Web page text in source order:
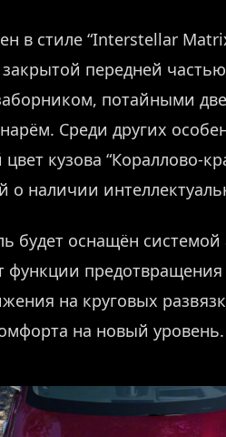
в стиле “Interstellar
закрытой передней
потайными
Среди других
кузова “Кораллово-
о наличии
будет оснащён
функции
на круговых
на новый уровень.